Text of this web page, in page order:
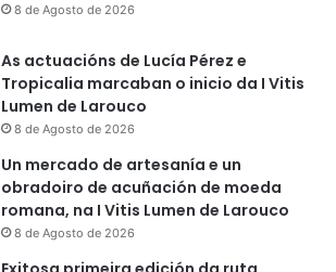
8 de Agosto de 2026
As actuacións de Lucía Pérez e
Tropicalia marcaban o inicio da I Vitis
Lumen de Larouco
8 de Agosto de 2026
Un mercado de artesanía e un
obradoiro de acuñación de moeda
romana, na I Vitis Lumen de Larouco
8 de Agosto de 2026